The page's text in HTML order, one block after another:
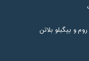
و بیگبلو بلاتن